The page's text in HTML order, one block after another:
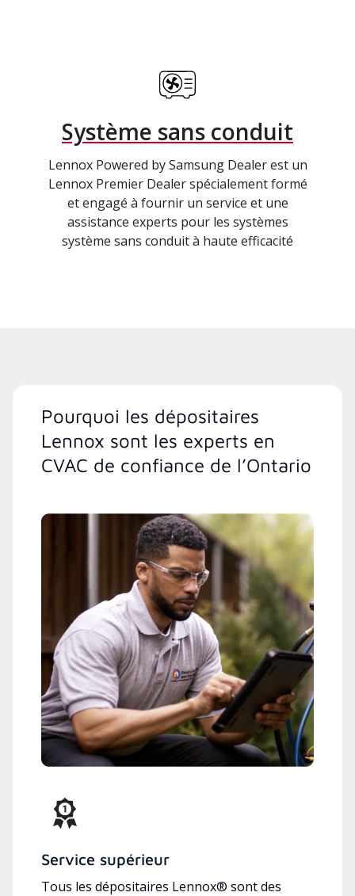
Système sans conduit
Lennox Powered by Samsung Dealer est un
Lennox Premier Dealer spécialement formé
et engagé à fournir un service et une
assistance experts pour les systèmes
système sans conduit à haute efficacité
Pourquoi les dépositaires
Lennox sont les experts en
CVAC de confiance de l’Ontario
Service supérieur
Tous les dépositaires Lennox® sont des